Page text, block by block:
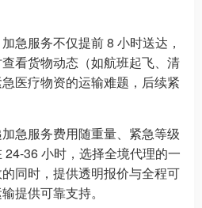
急服务不仅提前 8 小时送达，
看货物动态（如航班起飞、清
医疗物资的运输难题，后续紧
急服务费用随重量、紧急等级
36 小时，选择全境代理的一
同时，提供透明报价与全程可
提供可靠支持。